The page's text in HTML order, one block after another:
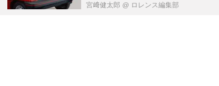
宮﨑健太郎 @ ロレンス編集部